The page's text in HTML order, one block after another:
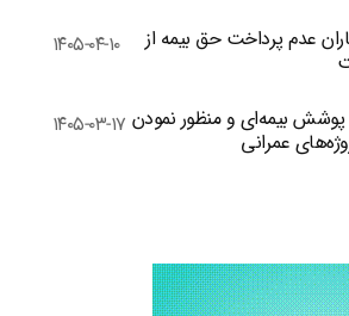
عدم پرداخت حق بیمه از
۱۴۰۵-۰۴-۱۰
بیمه‌ای و منظور نمودن
عمرانی
۱۴۰۵-۰۳-۱۷